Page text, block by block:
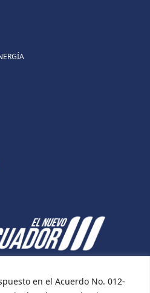
en el Acuerdo No. 012-